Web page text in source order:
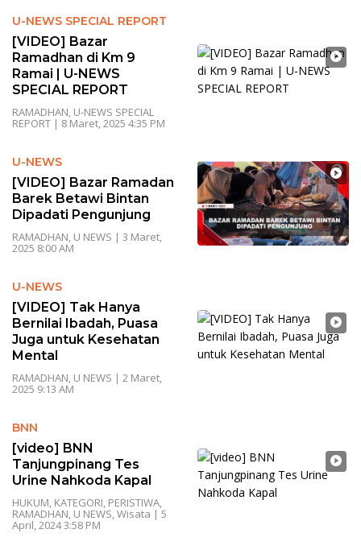
U-NEWS SPECIAL REPORT
[VIDEO] Bazar
Ramadhan di Km 9
Ramai | U-NEWS
SPECIAL REPORT
RAMADHAN, U-NEWS SPECIAL
REPORT | 8 Maret, 2025 4:35 PM
U-NEWS
[VIDEO] Bazar Ramadan
Barek Betawi Bintan
Dipadati Pengunjung
RAMADHAN, U NEWS | 3 Maret,
2025 8:00 AM
U-NEWS
[VIDEO] Tak Hanya
Bernilai Ibadah, Puasa
Juga untuk Kesehatan
Mental
RAMADHAN, U NEWS | 2 Maret,
2025 9:13 AM
BNN
[video] BNN
Tanjungpinang Tes
Urine Nahkoda Kapal
HUKUM, KATEGORI, PERISTIWA,
RAMADHAN, U NEWS,Wisata | 5
April, 2024 3:58 PM